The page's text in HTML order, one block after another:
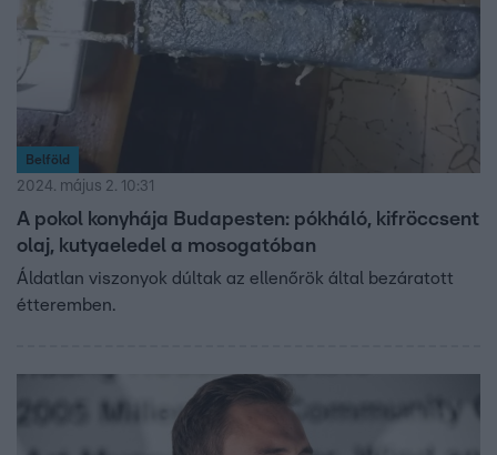
Belföld
2024. május 2. 10:31
A pokol konyhája Budapesten: pókháló, kifröccsent
olaj, kutyaeledel a mosogatóban
Áldatlan viszonyok dúltak az ellenőrök által bezáratott
étteremben.